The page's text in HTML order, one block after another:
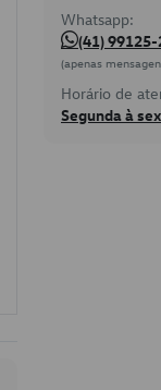
Whatsapp:
(41)
(apenas
Horário de
Segunda à